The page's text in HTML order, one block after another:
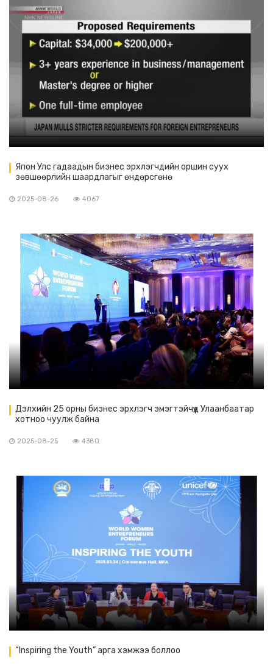
Япон Улс гадаадын бизнес эрхлэгчдийн оршин суух
зөвшөөрлийн шаардлагыг өндөрсгөнө
2025-08-26 4067
Дэлхийн 25 орны бизнес эрхлэгч эмэгтэйчүүд Улаанбаатар
хотноо чуулж байна
2025-08-25 4380
“Inspiring the Youth” арга хэмжээ боллоо